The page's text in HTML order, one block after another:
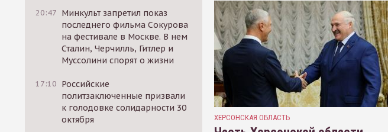
20:47 Минкульт запретил показ
последнего фильма Сокурова
на фестивале в Москве. В нем
Сталин, Черчилль, Гитлер и
Муссолини спорят о жизни
17:10 Российские
политзаключенные призвали
к голодовке солидарности 30
октября
ХЕРСОНСКАЯ ОБЛАСТЬ